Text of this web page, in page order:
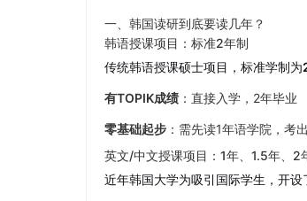
一、韩国读研到底要读几年？
韩语授课项目：标准2年制
传统韩语授课硕士项目，标准学制为
有TOPIK成绩 ：直接入学，2年毕业
零基础起步 ：需先读1年语学院，考
英文/中文授课项目：1年、1.5年、2
近年韩国大学为吸引国际学生，开